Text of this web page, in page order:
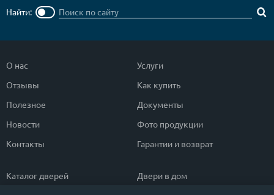
Найти:
О нас
Отзывы
Полезное
Новости
Контакты
Услуги
Как купить
Документы
Фото продукции
Гарантии и возврат
Каталог дверей
Двери в дом